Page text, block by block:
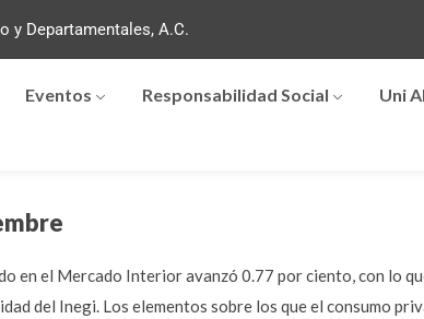
y Departamentales, A.C.
Eventos Responsabilidad Social Uni
en el Mercado Interior avanzó 0.77 por ciento, con lo
del Inegi. Los elementos sobre los que el consumo